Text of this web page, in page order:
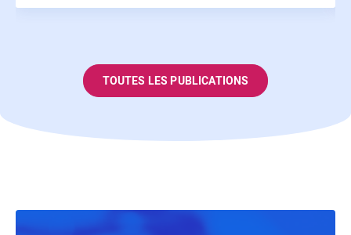
TOUTES LES PUBLICATIONS